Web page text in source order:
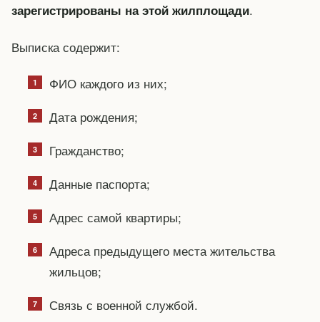
зарегистрированы на этой жилплощади.
Выписка содержит:
ФИО каждого из них;
Дата рождения;
Гражданство;
Данные паспорта;
Адрес самой квартиры;
Адреса предыдущего места жительства
жильцов;
Связь с военной службой.